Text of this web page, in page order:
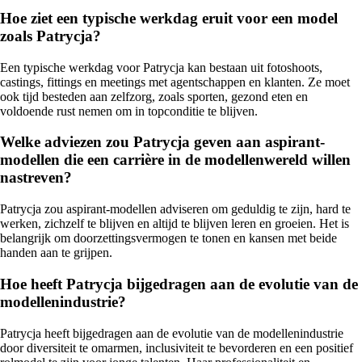
Hoe ziet een typische werkdag eruit voor een model
zoals Patrycja?
Een typische werkdag voor Patrycja kan bestaan uit fotoshoots,
castings, fittings en meetings met agentschappen en klanten. Ze moet
ook tijd besteden aan zelfzorg, zoals sporten, gezond eten en
voldoende rust nemen om in topconditie te blijven.
Welke adviezen zou Patrycja geven aan aspirant-
modellen die een carrière in de modellenwereld willen
nastreven?
Patrycja zou aspirant-modellen adviseren om geduldig te zijn, hard te
werken, zichzelf te blijven en altijd te blijven leren en groeien. Het is
belangrijk om doorzettingsvermogen te tonen en kansen met beide
handen aan te grijpen.
Hoe heeft Patrycja bijgedragen aan de evolutie van de
modellenindustrie?
Patrycja heeft bijgedragen aan de evolutie van de modellenindustrie
door diversiteit te omarmen, inclusiviteit te bevorderen en een positief